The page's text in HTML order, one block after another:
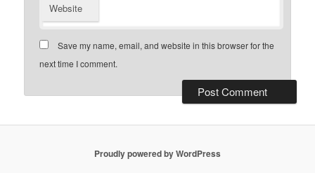
Website
Save my name, email, and website in this browser for the
next time I comment.
Proudly powered by WordPress